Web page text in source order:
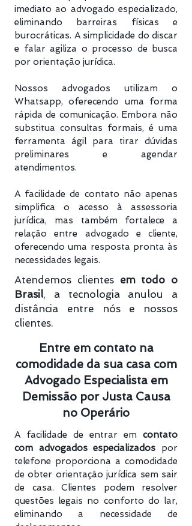
imediato ao advogado especializado,
eliminando barreiras físicas e
burocráticas. A simplicidade do discar
e falar agiliza o processo de busca
por orientação jurídica.
Nossos advogados utilizam o
Whatsapp, oferecendo uma forma
rápida de comunicação. Embora não
substitua consultas formais, é uma
ferramenta ágil para tirar dúvidas
preliminares e agendar
atendimentos.
A facilidade de contato não apenas
simplifica o acesso à assessoria
jurídica, mas também fortalece a
relação entre advogado e cliente,
oferecendo uma resposta pronta às
necessidades legais.
Atendemos clientes em todo o
Brasil, a tecnologia anulou a
distância entre nós e nossos
clientes.
Entre em contato na
comodidade da sua casa com
Advogado Especialista em
Demissão por Justa Causa
no Operário
A facilidade de entrar em contato
com advogados especializados por
telefone proporciona a comodidade
de obter orientação jurídica sem sair
de casa. Clientes podem resolver
questões legais no conforto do lar,
eliminando a necessidade de